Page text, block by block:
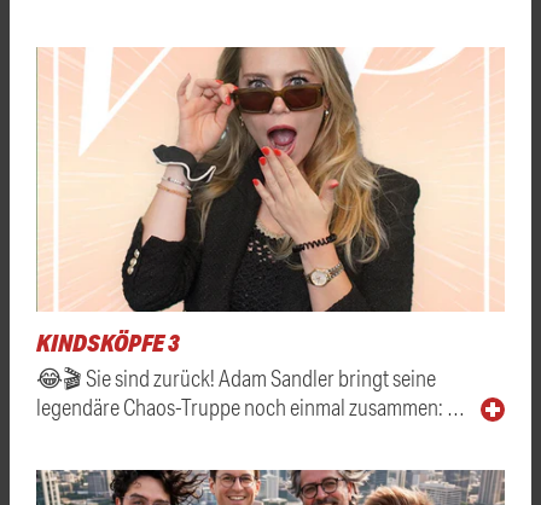
KINDSKÖPFE 3
😂🎬 Sie sind zurück! Adam Sandler bringt seine
legendäre Chaos-Truppe noch einmal zusammen: …